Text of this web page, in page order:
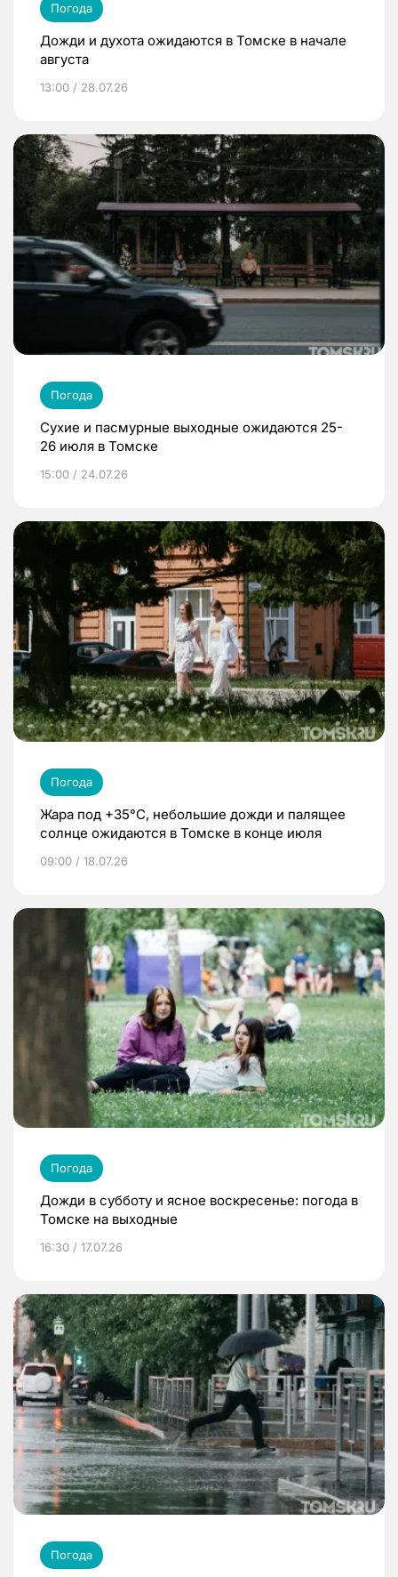
Погода
Дожди и духота ожидаются в Томске в начале
августа
13:00 / 28.07.26
Погода
Сухие и пасмурные выходные ожидаются 25-
26 июля в Томске
15:00 / 24.07.26
Погода
Жара под +35°С, небольшие дожди и палящее
солнце ожидаются в Томске в конце июля
09:00 / 18.07.26
Погода
Дожди в субботу и ясное воскресенье: погода в
Томске на выходные
16:30 / 17.07.26
Погода